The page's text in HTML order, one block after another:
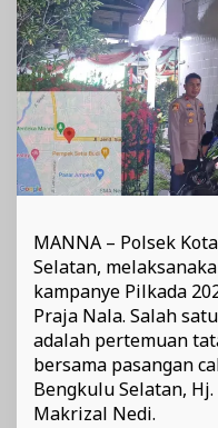
MANNA – Polsek
Selatan,
kampanye Pilkada
Praja Nala. Salah
adalah pertemuan
bersama pasangan
Bengkulu Selatan, Hj.
Makrizal Nedi.